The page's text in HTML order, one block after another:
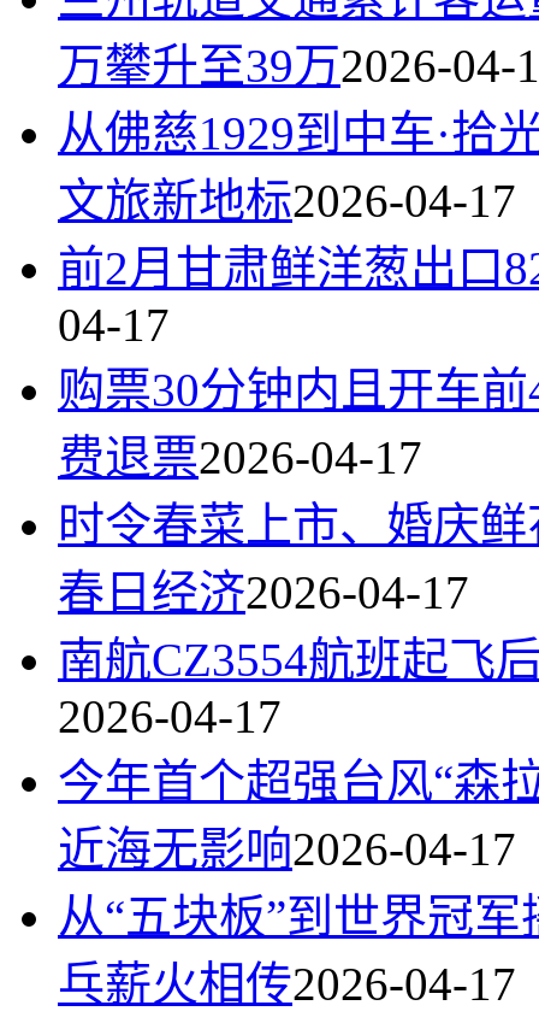
万攀升至39万2026-04-
从佛慈1929到中车·拾
文旅新地标2026-04-17
前2月甘肃鲜洋葱出口
04-17
购票30分钟内且开车
费退票2026-04-17
时令春菜上市、婚庆
春日经济2026-04-17
南航CZ3554航班起飞
2026-04-17
今年首个超强台风“森
近海无影响2026-04-17
从“五块板”到世界冠
乓薪火相传2026-04-17